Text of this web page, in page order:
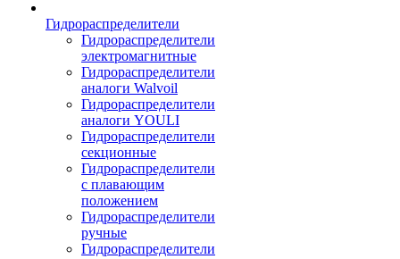
Гидрораспределители
Гидрораспределители
электромагнитные
Гидрораспределители
аналоги Walvoil
Гидрораспределители
аналоги YOULI
Гидрораспределители
секционные
Гидрораспределители
с плавающим
положением
Гидрораспределители
ручные
Гидрораспределители